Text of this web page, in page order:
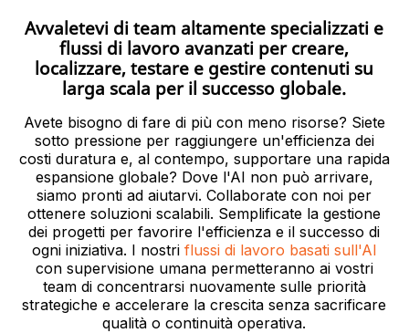
Avvaletevi di team altamente specializzati e
flussi di lavoro avanzati per creare,
localizzare, testare e gestire contenuti su
larga scala per il successo globale.
Avete bisogno di fare di più con meno risorse? Siete
sotto pressione per raggiungere un'efficienza dei
costi duratura e, al contempo, supportare una rapida
espansione globale? Dove l'AI non può arrivare,
siamo pronti ad aiutarvi. Collaborate con noi per
ottenere soluzioni scalabili. Semplificate la gestione
dei progetti per favorire l'efficienza e il successo di
ogni iniziativa. I nostri flussi di lavoro basati sull'AI
con supervisione umana permetteranno ai vostri
team di concentrarsi nuovamente sulle priorità
strategiche e accelerare la crescita senza sacrificare
qualità o continuità operativa.